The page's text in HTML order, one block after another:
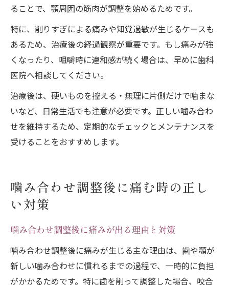
ることで、顎周囲の筋肉が調整を始めるためです。
特に、削りすぎによる痛みや知覚過敏が生じるケースも
あるため、治療後の経過観察が重要です。もし痛みが強
くなったり、咀嚼時に違和感が続く場合は、早めに歯科
医院へ相談してください。
治療後は、硬いものを控える・無理に片側だけで噛まな
いなど、日常生活でも注意が必要です。正しい噛み合わ
せを維持するため、定期的なチェックとメンテナンスを
受けることをおすすめします。
噛み合わせ調整後に痛む時の正し
い対策
噛み合わせ調整後に痛みが出る理由と対策
噛み合わせ調整後に痛みが生じる主な理由は、歯や顎が
新しい噛み合わせに慣れるまでの過程で、一時的に負担
がかかるためです。特に歯を削って調整した場合、咬合